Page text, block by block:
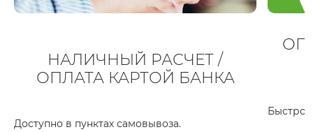
НАЛИЧНЫЙ РАСЧЕТ /
ОПЛАТА КАРТОЙ БАНКА
Доступно в пунктах самовывоза.
Быстро